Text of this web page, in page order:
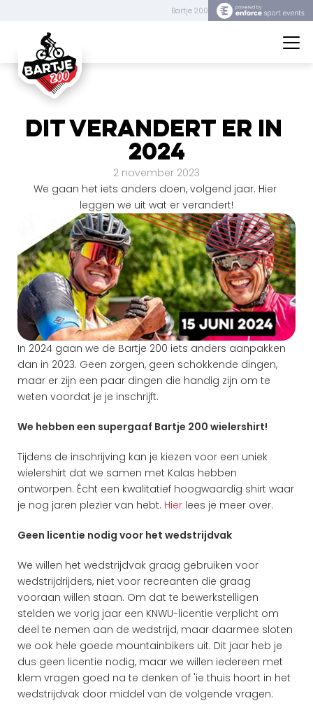
Dit verandert er in
2024
2 november 2023
We gaan het iets anders doen, volgend jaar. Hier
leggen we uit wat er verandert!
In 2024 gaan we de Bartje 200 iets anders aanpakken
dan in 2023. Geen zorgen, geen schokkende dingen,
maar er zijn een paar dingen die handig zijn om te
weten voordat je je inschrijft.
We hebben een supergaaf Bartje 200 wielershirt!
Tijdens de inschrijving kan je kiezen voor een uniek
wielershirt dat we samen met Kalas hebben
ontworpen. Écht een kwalitatief hoogwaardig shirt waar
je nog jaren plezier van hebt. Hier lees je meer over.
Geen licentie nodig voor het wedstrijdvak
We willen het wedstrijdvak graag gebruiken voor
wedstrijdrijders, niet voor recreanten die graag
vooraan willen staan. Om dat te bewerkstelligen
stelden we vorig jaar een KNWU-licentie verplicht om
deel te nemen aan de wedstrijd, maar daarmee sloten
we ook hele goede mountainbikers uit. Dit jaar heb je
dus geen licentie nodig, maar we willen iedereen met
klem vragen goed na te denken of 'ie thuis hoort in het
wedstrijdvak door middel van de volgende vragen:
Bartje 200
Bartje 200